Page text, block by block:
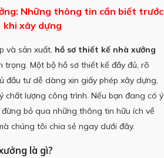
Những thông tin cần biết trước
khi xây dựng
và sản xuất, hồ sơ thiết kế nhà xưởng
Một bộ hồ sơ thiết kế đầy đủ, rõ
đầu tư dễ dàng xin giấy phép xây dựng,
chất lượng công trình. Nếu bạn đang có ý
bỏ qua những thông tin hữu ích về
chúng tôi chia sẻ ngay dưới đây.
là gì?